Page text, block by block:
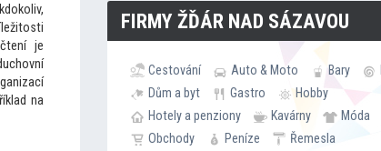
tosti
je
na
FIRMY ŽĎÁR NAD SÁZAVOU
Cestování Auto & Moto Bary
Dům a byt
Gastro
Hobby
Hotely a penziony
Kavárny
Móda
Obchody
Peníze
Řemesla